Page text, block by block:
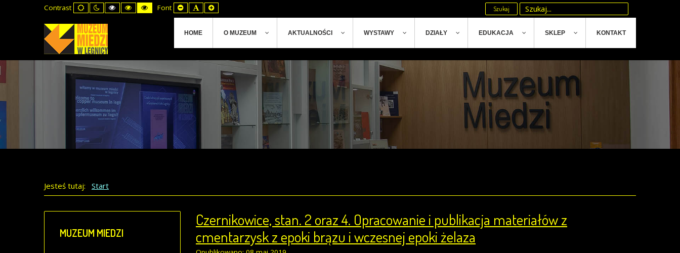
Contrast Default
mode
Night
mode
High
Contrast
High
Contrast
High
Contrast
Font Set
Smaller
Font
Set
Default
Font
Set
Larger
Font
Szukaj
HOME O MUZEUM AKTUALNOŚCI WYSTAWY DZIAŁY EDUKACJA SKLEP KONTAKT
Jesteś tutaj: Start
Czernikowice, stan. 2 oraz 4. Opracowanie i publikacja materiałów z
cmentarzysk z epoki brązu i wczesnej epoki żelaza
MUZEUMMIEDZI